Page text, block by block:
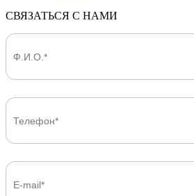
СВЯЗАТЬСЯ С НАМИ